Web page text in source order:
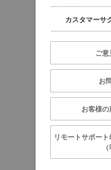
カスタマーサ
ご
お
お客様
リモートサポ